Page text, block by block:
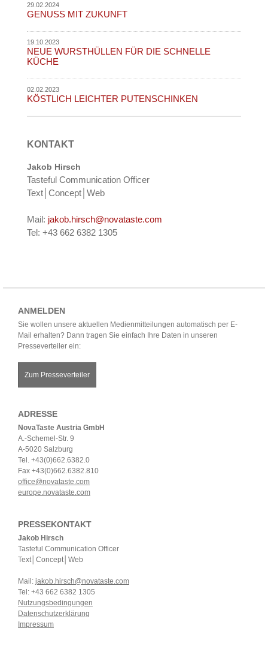
29.02.2024
GENUSS MIT ZUKUNFT
19.10.2023
NEUE WURSTHÜLLEN FÜR DIE SCHNELLE
KÜCHE
02.02.2023
KÖSTLICH LEICHTER PUTENSCHINKEN
KONTAKT
Jakob Hirsch
Tasteful Communication Officer
Text│Concept│Web
Mail: jakob.hirsch@novataste.com
Tel: +43 662 6382 1305
ANMELDEN
Sie wollen unsere aktuellen Medienmitteilungen automatisch per E-
Mail erhalten? Dann tragen Sie einfach Ihre Daten in unseren
Presseverteiler ein:
Zum Presseverteiler
ADRESSE
NovaTaste Austria GmbH
A.-Schemel-Str. 9
A-5020 Salzburg
Tel. +43(0)662.6382.0
Fax +43(0)662.6382.810
office@novataste.com
europe.novataste.com
PRESSEKONTAKT
Jakob Hirsch
Tasteful Communication Officer
Text│Concept│Web
Mail: jakob.hirsch@novataste.com
Tel: +43 662 6382 1305
Nutzungsbedingungen
Datenschutzerklärung
Impressum